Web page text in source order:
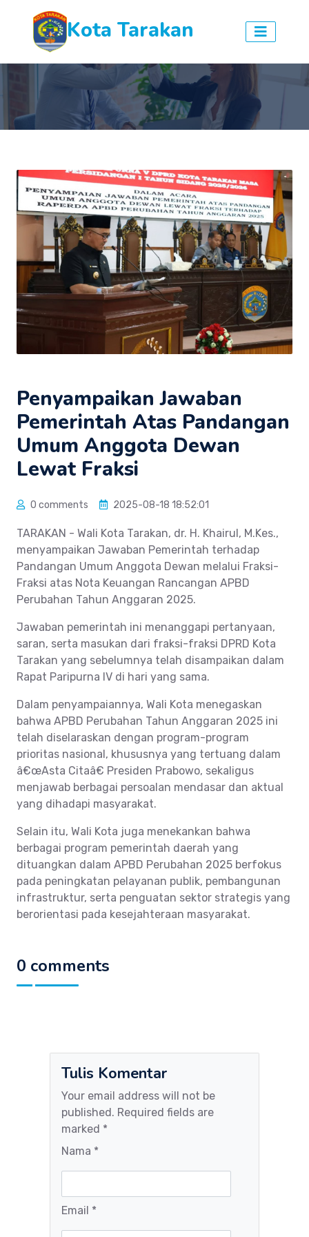
Kota Tarakan
Penyampaikan Jawaban
Pemerintah Atas Pandangan
Umum Anggota Dewan
Lewat Fraksi
0 comments 2025-08-18 18:52:01
TARAKAN - Wali Kota Tarakan, dr. H. Khairul, M.Kes.,
menyampaikan Jawaban Pemerintah terhadap
Pandangan Umum Anggota Dewan melalui Fraksi-
Fraksi atas Nota Keuangan Rancangan APBD
Perubahan Tahun Anggaran 2025.
Jawaban pemerintah ini menanggapi pertanyaan,
saran, serta masukan dari fraksi-fraksi DPRD Kota
Tarakan yang sebelumnya telah disampaikan dalam
Rapat Paripurna IV di hari yang sama.
Dalam penyampaiannya, Wali Kota menegaskan
bahwa APBD Perubahan Tahun Anggaran 2025 ini
telah diselaraskan dengan program-program
prioritas nasional, khususnya yang tertuang dalam
â€œAsta Citaâ€ Presiden Prabowo, sekaligus
menjawab berbagai persoalan mendasar dan aktual
yang dihadapi masyarakat.
Selain itu, Wali Kota juga menekankan bahwa
berbagai program pemerintah daerah yang
dituangkan dalam APBD Perubahan 2025 berfokus
pada peningkatan pelayanan publik, pembangunan
infrastruktur, serta penguatan sektor strategis yang
berorientasi pada kesejahteraan masyarakat.
0 comments
Tulis Komentar
Your email address will not be
published. Required fields are
marked *
Nama *
Email *